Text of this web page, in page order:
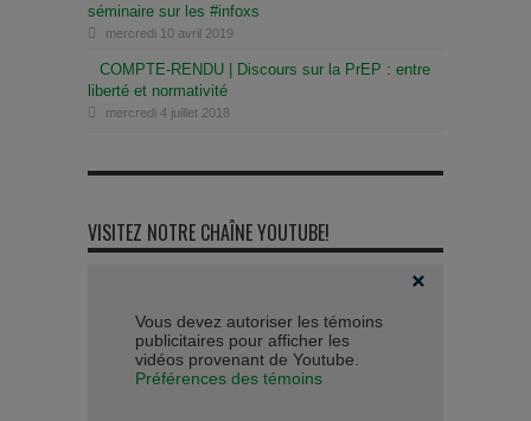
séminaire sur les #infoxs
mercredi 10 avril 2019
COMPTE-RENDU | Discours sur la PrEP : entre
liberté et normativité
mercredi 4 juillet 2018
VISITEZ NOTRE CHAÎNE YOUTUBE!
Vous devez autoriser les témoins
publicitaires pour afficher les
vidéos provenant de Youtube.
Préférences des témoins